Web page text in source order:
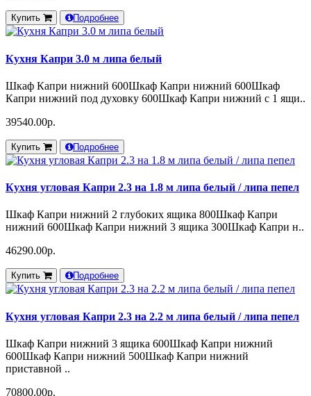
Купить Подробнее
Кухня Капри 3.0 м липа белый
Шкаф Капри нижний 600Шкаф Капри нижний 600Шкаф
Капри нижний под духовку 600Шкаф Капри нижний с 1 ящи..
39540.00р.
Купить Подробнее
Кухня угловая Капри 2.3 на 1.8 м липа белый / липа пепел
Шкаф Капри нижний 2 глубоких ящика 800Шкаф Капри
нижний 600Шкаф Капри нижний 3 ящика 300Шкаф Капри н..
46290.00р.
Купить Подробнее
Кухня угловая Капри 2.3 на 2.2 м липа белый / липа пепел
Шкаф Капри нижний 3 ящика 600Шкаф Капри нижний
600Шкаф Капри нижний 500Шкаф Капри нижний
приставной ..
70800.00р.